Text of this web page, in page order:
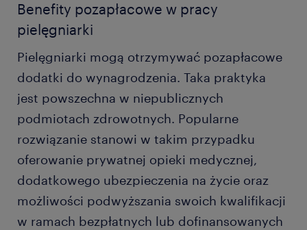
Benefity pozapłacowe w pracy
pielęgniarki
Pielęgniarki mogą otrzymywać pozapłacowe
dodatki do wynagrodzenia. Taka praktyka
jest powszechna w niepublicznych
podmiotach zdrowotnych. Popularne
rozwiązanie stanowi w takim przypadku
oferowanie prywatnej opieki medycznej,
dodatkowego ubezpieczenia na życie oraz
możliwości podwyższania swoich kwalifikacji
w ramach bezpłatnych lub dofinansowanych